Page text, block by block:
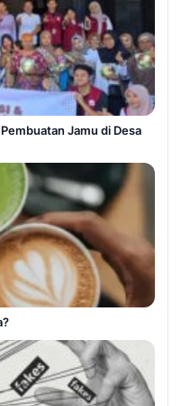
Jamu di Desa